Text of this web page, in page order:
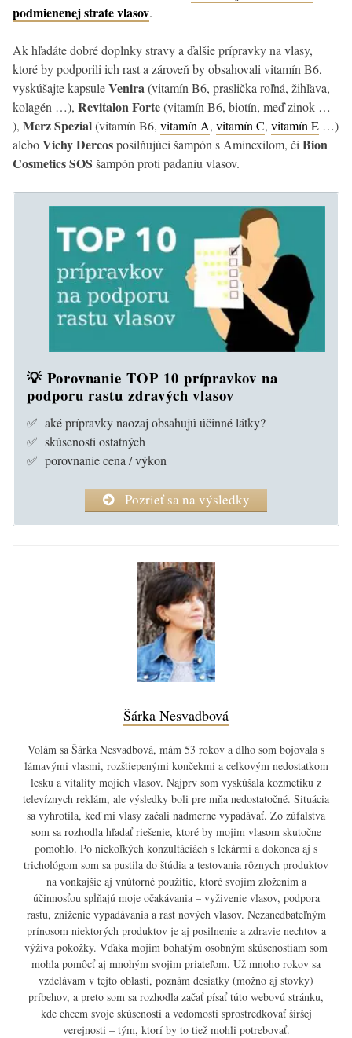
podmienenej strate vlasov.
Ak hľadáte dobré doplnky stravy a ďalšie prípravky na vlasy,
ktoré by podporili ich rast a zároveň by obsahovali vitamín B6,
vyskúšajte kapsuleVenira(vitamín B6, praslička roľná, žihľava,
kolagén …), Revitalon Forte(vitamín B6, biotín, meď zinok …
), Merz Spezial(vitamín B6, vitamín A, vitamín C, vitamín E …)
aleboVichy Dercosposilňujúci šampón s Aminexilom, či Bion
Cosmetics SOS šampón proti padaniu vlasov.
💡 Porovnanie TOP 10 prípravkov na
podporu rastu zdravých vlasov
✅ aké prípravky naozaj obsahujú účinné látky?
✅ skúsenosti ostatných
✅ porovnanie cena / výkon
Pozrieť sa na výsledky
Šárka Nesvadbová
Volám sa Šárka Nesvadbová, mám 53 rokov a dlho som bojovala s
lámavými vlasmi, rozštiepenými končekmi a celkovým nedostatkom
lesku a vitality mojich vlasov. Najprv som vyskúšala kozmetiku z
televíznych reklám, ale výsledky boli pre mňa nedostatočné. Situácia
sa vyhrotila, keď mi vlasy začali nadmerne vypadávať. Zo zúfalstva
som sa rozhodla hľadať riešenie, ktoré by mojim vlasom skutočne
pomohlo. Po niekoľkých konzultáciách s lekármi a dokonca aj s
trichológom som sa pustila do štúdia a testovania rôznych produktov
na vonkajšie aj vnútorné použitie, ktoré svojím zložením a
účinnosťou spĺňajú moje očakávania – vyživenie vlasov, podpora
rastu, zníženie vypadávania a rast nových vlasov. Nezanedbateľným
prínosom niektorých produktov je aj posilnenie a zdravie nechtov a
výživa pokožky. Vďaka mojim bohatým osobným skúsenostiam som
mohla pomôcť aj mnohým svojim priateľom. Už mnoho rokov sa
vzdelávam v tejto oblasti, poznám desiatky (možno aj stovky)
príbehov, a preto som sa rozhodla začať písať túto webovú stránku,
kde chcem svoje skúsenosti a vedomosti sprostredkovať širšej
verejnosti – tým, ktorí by to tiež mohli potrebovať.